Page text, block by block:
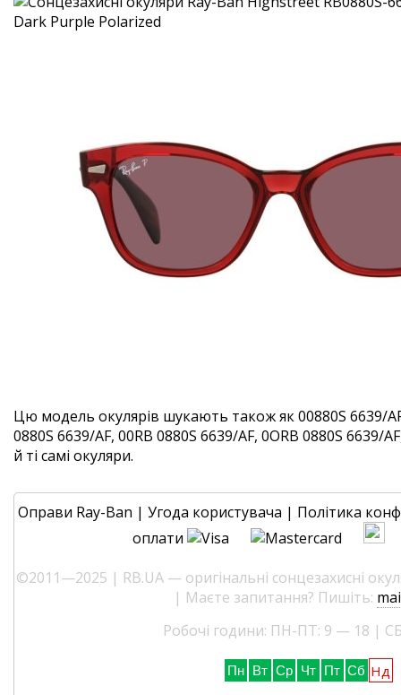
Цю модель окулярів шукають також як 00880S 6639/
0880S 6639/AF, 00RB 0880S 6639/AF, 0ORB 0880S 6639/
й ті самі окуляри.
Оправи Ray-Ban | Угода користувача | Політика
оплати
©2011—2025 | RB.UA — оригінальні сонцезахисні
| Маєте запитання? Пишіть:
Робочі години: ПН-ПТ: 9 — 18 |
Пн Вт Ср Чт Пт Сб Нд